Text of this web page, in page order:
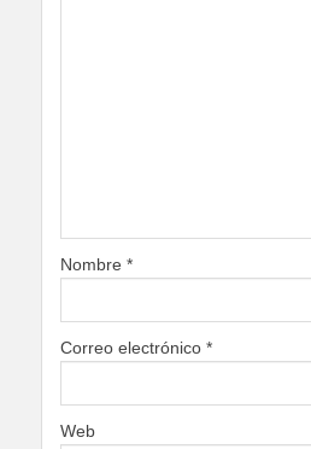
Nombre *
Correo electrónico *
Web